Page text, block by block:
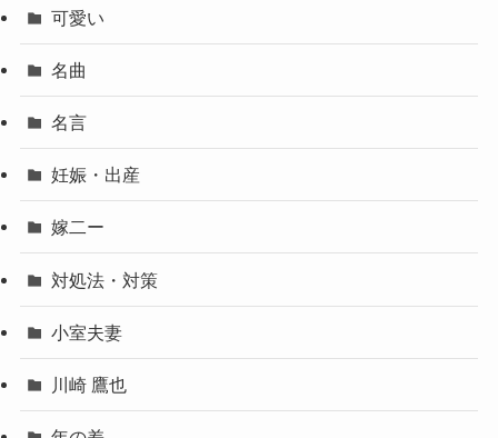
可愛い
名曲
名言
妊娠・出産
嫁二ー
対処法・対策
小室夫妻
川崎 鷹也